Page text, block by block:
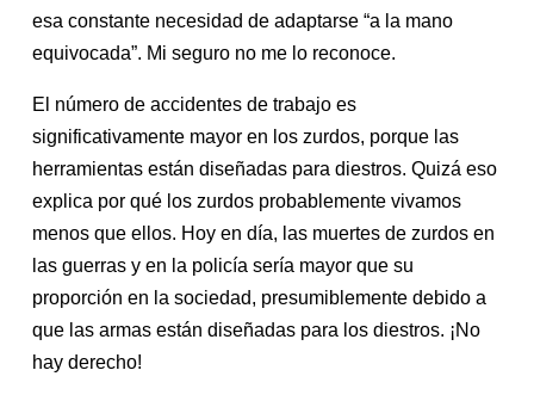
esa constante necesidad de adaptarse “a la mano
equivocada”. Mi seguro no me lo reconoce.
El número de accidentes de trabajo es
significativamente mayor en los zurdos, porque las
herramientas están diseñadas para diestros. Quizá eso
explica por qué los zurdos probablemente vivamos
menos que ellos. Hoy en día, las muertes de zurdos en
las guerras y en la policía sería mayor que su
proporción en la sociedad, presumiblemente debido a
que las armas están diseñadas para los diestros. ¡No
hay derecho!